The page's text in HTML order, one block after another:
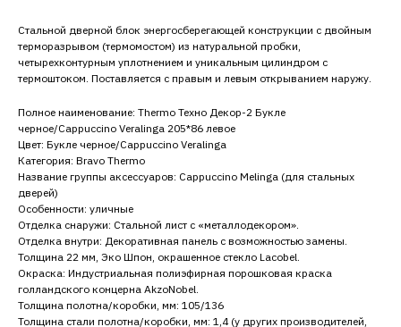
Стальной дверной блок энергосберегающей конструкции с двойным
терморазрывом (термомостом) из натуральной пробки,
четырехконтурным уплотнением и уникальным цилиндром с
термоштоком. Поставляется с правым и левым открыванием наружу.
Полное наименование: Thermo Техно Декор-2 Букле
черное/Cappuccino Veralinga 205*86 левое
Цвет: Букле черное/Cappuccino Veralinga
Категория: Bravo Thermo
Название группы аксессуаров: Cappuccino Melinga (для стальных
дверей)
Особенности: уличные
Отделка снаружи: Стальной лист с «металлодекором».
Отделка внутри: Декоративная панель с возможностью замены.
Толщина 22 мм, Эко Шпон, окрашенное стекло Lacobel.
Окраска: Индустриальная полиэфирная порошковая краска
голландского концерна AkzoNobel.
Толщина полотна/коробки, мм: 105/136
Толщина стали полотна/коробки, мм: 1,4 (у других производителей,